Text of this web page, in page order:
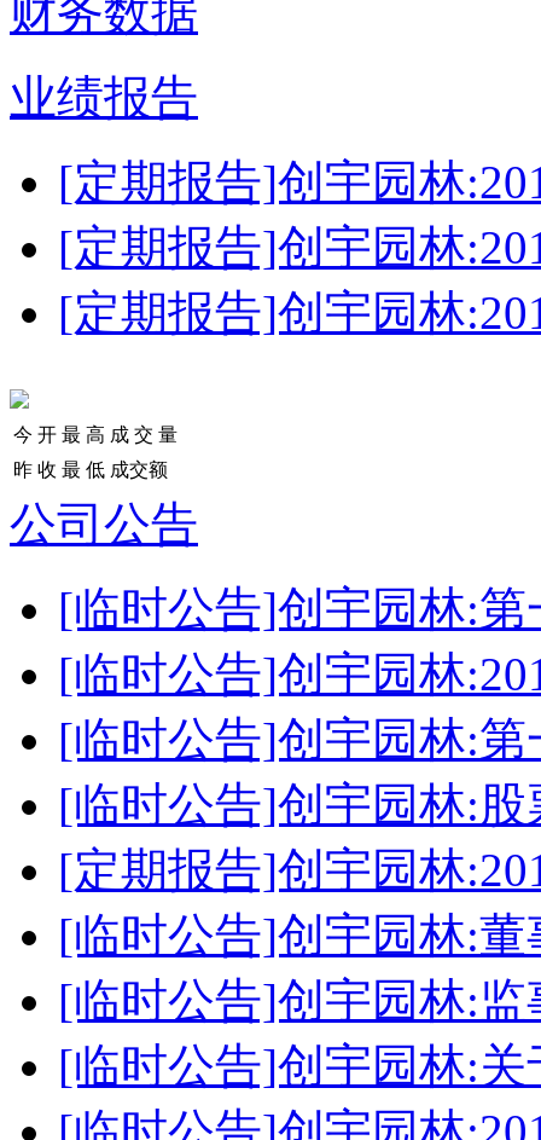
财务数据
业绩报告
[定期报告]创宇园林
[定期报告]创宇园林
[定期报告]创宇园林
今 开 最 高 成 交 量
昨 收 最 低 成交额
公司公告
[临时公告]创宇园林:
[临时公告]创宇园林
[临时公告]创宇园林:
[临时公告]创宇园林:
[定期报告]创宇园林
[临时公告]创宇园林:
[临时公告]创宇园林:
[临时公告]创宇园林: